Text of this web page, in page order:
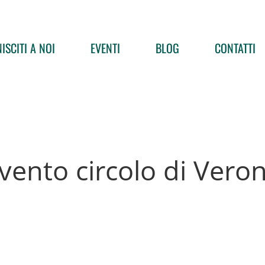
A NOI EVENTI BLOG CONTATTI
circolo di